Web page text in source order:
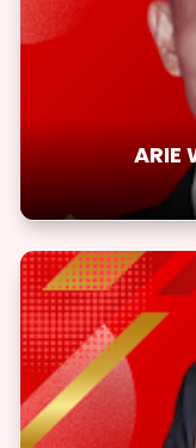
ARIE
Ingatlah,